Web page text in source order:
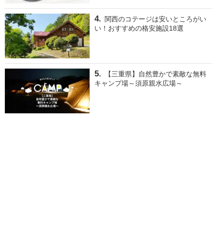
関西のコテージは安いところがい
い！おすすめの格安施設18選
【三重県】自然豊かで素敵な無料
キャンプ場～須原親水広場～